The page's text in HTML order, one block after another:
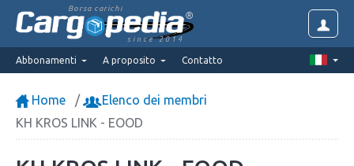
Borsa carichi
since 2014
Abbonamenti A proposito Contatto
Home
Elenco dei membri
KH KROS LINK - EOOD